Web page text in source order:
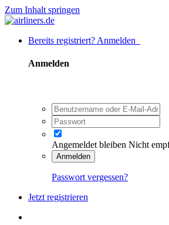
Zum Inhalt springen
Bereits registriert? Anmelden
Anmelden
Angemeldet bleiben Nicht
Anmelden
Passwort vergessen?
Jetzt registrieren